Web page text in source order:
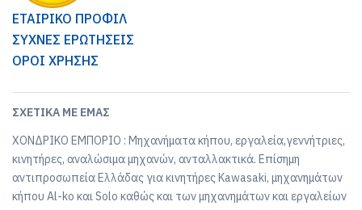
ΕΤΑΙΡΙΚΟ ΠΡΟΦΙΛ
ΣΥΧΝΕΣ ΕΡΩΤΗΣΕΙΣ
ΟΡΟΙ ΧΡΗΣΗΣ
ΣΧΕΤΙΚΆ ΜΕ ΕΜΆΣ
ΧΟΝΔΡΙΚΟ ΕΜΠΟΡΙΟ : Μηχανήματα κήπου, εργαλεία,γεννήτριες,
κινητήρες, αναλώσιμα μηχανών, ανταλλακτικά. Επίσημη
αντιπροσωπεία Ελλάδας για κινητήρες Kawasaki, μηχανημάτων
κήπου Al-ko και Solo καθώς και των μηχανημάτων και εργαλείων